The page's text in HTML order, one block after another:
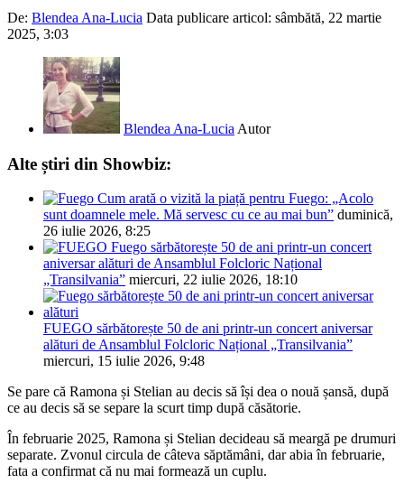
De: Blendea Ana-Lucia Data publicare articol: sâmbătă, 22 martie
2025, 3:03
Blendea Ana-Lucia Autor
Alte știri din Showbiz:
Cum arată o vizită la piață pentru Fuego: „Acolo
sunt doamnele mele. Mă servesc cu ce au mai bun” duminică,
26 iulie 2026, 8:25
Fuego sărbătorește 50 de ani printr-un concert
aniversar alături de Ansamblul Folcloric Național
„Transilvania” miercuri, 22 iulie 2026, 18:10
FUEGO sărbătorește 50 de ani printr-un concert aniversar
alături de Ansamblul Folcloric Național „Transilvania”
miercuri, 15 iulie 2026, 9:48
Se pare că Ramona și Stelian au decis să își dea o nouă șansă, după
ce au decis să se separe la scurt timp după căsătorie.
În februarie 2025, Ramona și Stelian decideau să meargă pe drumuri
separate. Zvonul circula de câteva săptămâni, dar abia în februarie,
fata a confirmat că nu mai formează un cuplu.